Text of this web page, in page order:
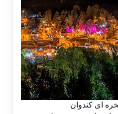
ای کندوان